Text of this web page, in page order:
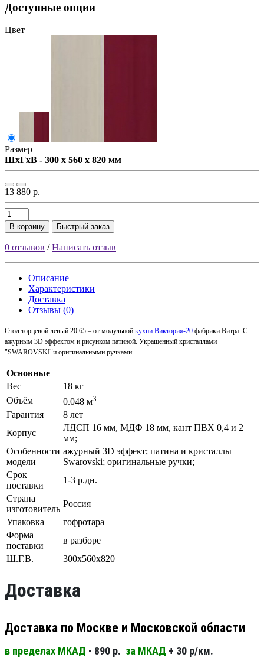
Доступные опции
Цвет
Размер
ШxГxВ - 300 x 560 x 820 мм
13 880 р.
В корзину Быстрый заказ
0 отзывов /Написать отзыв
Описание
Характеристики
Доставка
Отзывы (0)
Стол торцевой левый 20.65 – от модульной кухни Виктория-20 фабрики Витра. С
ажурным 3D эффектом и рисунком патиной. Украшенный кристаллами
"SWAROVSKI"и оригинальными ручками.
Основные
Вес
18 кг
Объём
0.048 м3
Гарантия
8 лет
Корпус
ЛДСП 16 мм, МДФ 18 мм, кант ПВХ 0,4 и 2
мм;
Особенности
модели
ажурный 3D эффект; патина и кристаллы
Swarovski; оригинальные ручки;
Срок
поставки
1-3 р.дн.
Страна
изготовитель
Россия
Упаковка
гофротара
Форма
поставки
в разборе
Ш.Г.В.
300х560х820
Доставка
Доставка по Москве и Московской области
в пределах МКАД - 890 р. за МКАД + 30 р/км.